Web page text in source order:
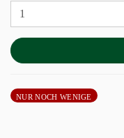
NUR NOCH WENIGE